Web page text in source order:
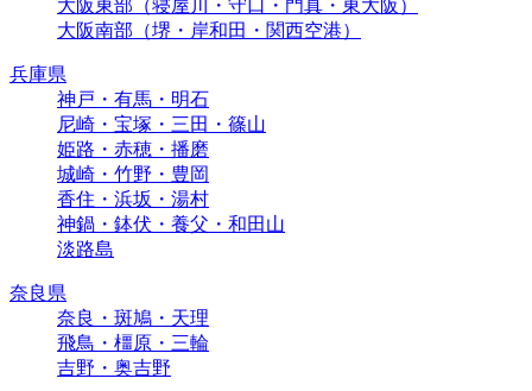
大阪東部（寝屋川・守口・門真・東大阪）
大阪南部（堺・岸和田・関西空港）
兵庫県
神戸・有馬・明石
尼崎・宝塚・三田・篠山
姫路・赤穂・播磨
城崎・竹野・豊岡
香住・浜坂・湯村
神鍋・鉢伏・養父・和田山
淡路島
奈良県
奈良・斑鳩・天理
飛鳥・橿原・三輪
吉野・奥吉野